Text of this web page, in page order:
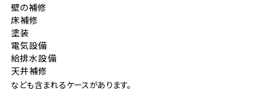
壁の補修
床補修
塗装
電気設備
給排水設備
天井補修
なども含まれるケースがあります。